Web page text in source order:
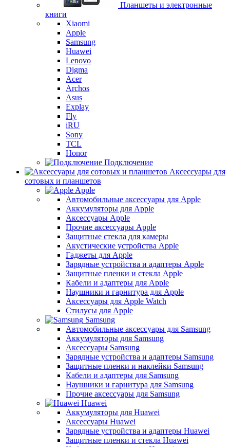
Планшеты и электронные
книги
Xiaomi
Apple
Samsung
Huawei
Lenovo
Digma
Acer
Archos
Asus
Explay
Fly
iRU
Sony
TCL
Honor
Подключение
Аксессуары для
сотовых и планшетов
Apple
Автомобильные аксессуары для Apple
Аккумуляторы для Apple
Аксессуары Apple
Прочие аксессуары Apple
Защитные стекла для камеры
Акустические устройства Apple
Гаджеты для Apple
Зарядные устройства и адаптеры Apple
Защитные пленки и стекла Apple
Кабели и адаптеры для Apple
Наушники и гарнитура для Apple
Аксессуары для Apple Watch
Стилусы для Apple
Samsung
Автомобильные аксессуары для Samsung
Аккумуляторы для Samsung
Аксессуары Samsung
Зарядные устройства и адаптеры Samsung
Защитные пленки и наклейки Samsung
Кабели и адаптеры для Samsung
Наушники и гарнитура для Samsung
Прочие аксессуары для Samsung
Huawei
Аккумуляторы для Huawei
Аксессуары Huawei
Зарядные устройства и адаптеры Huawei
Защитные пленки и стекла Huawei